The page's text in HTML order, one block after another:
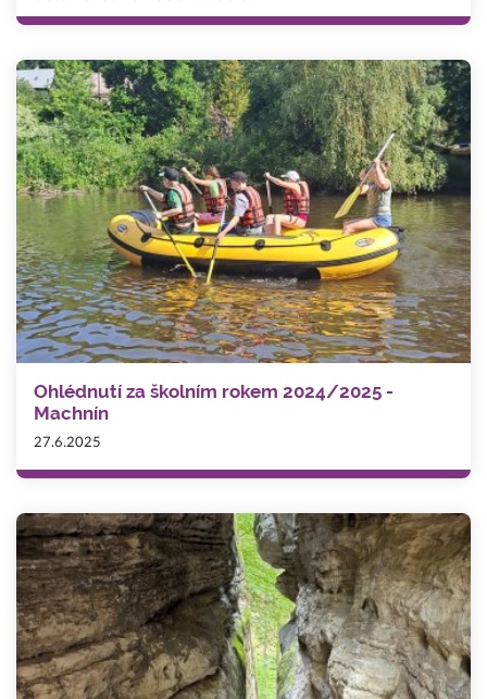
Ohlédnutí za školním rokem 2024/2025 -
Machnín
27.6.2025